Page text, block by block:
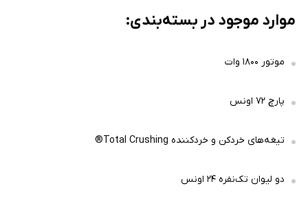
موارد موجود در بسته‌بندی:
موتور ۱۸۰۰ وات
پارچ ۷۲ اونس
تیغه‌های خردکن و خردکننده Total Crushing®
دو لیوان تک‌نفره ۲۴ اونس